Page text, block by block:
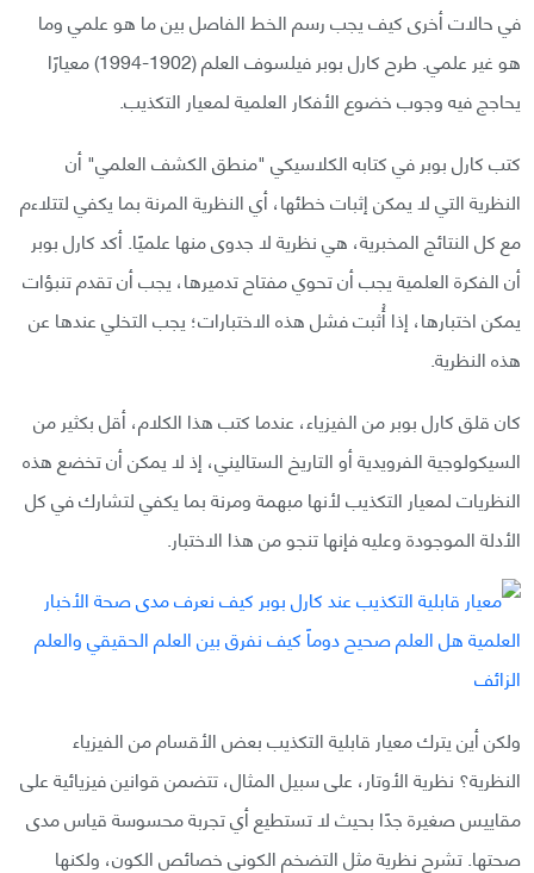
في حالات أخرى كيف يجب رسم الخط الفاصل بين ما هو علمي وما
هو غير علمي. طرح كارل بوبر فيلسوف العلم (1902-1994) معيارًا
يحاجج فيه وجوب خضوع الأفكار العلمية لمعيار التكذيب.
كتب كارل بوبر في كتابه الكلاسيكي "منطق الكشف العلمي" أن
النظرية التي لا يمكن إثبات خطئها، أي النظرية المرنة بما يكفي لتتلاءم
مع كل النتائج المخبرية، هي نظرية لا جدوى منها علميًا. أكد كارل بوبر
أن الفكرة العلمية يجب أن تحوي مفتاح تدميرها، يجب أن تقدم تنبؤات
يمكن اختبارها، إذا أُثبت فشل هذه الاختبارات؛ يجب التخلي عندها عن
هذه النظرية.
كان قلق كارل بوبر من الفيزياء، عندما كتب هذا الكلام، أقل بكثير من
السيكولوجية الفرويدية أو التاريخ الستاليني، إذ لا يمكن أن تخضع هذه
النظريات لمعيار التكذيب لأنها مبهمة ومرنة بما يكفي لتشارك في كل
الأدلة الموجودة وعليه فإنها تنجو من هذا الاختبار.
ولكن أين يترك معيار قابلية التكذيب بعض الأقسام من الفيزياء
النظرية؟ نظرية الأوتار، على سبيل المثال، تتضمن قوانين فيزيائية على
مقاييس صغيرة جدًا بحيث لا تستطيع أي تجربة محسوسة قياس مدى
صحتها. تشرح نظرية مثل التضخم الكوني خصائص الكون، ولكنها